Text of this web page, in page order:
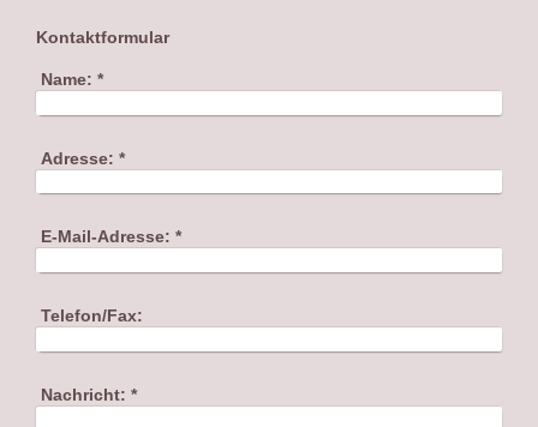
Kontaktformular
Name: *
Adresse: *
E-Mail-Adresse: *
Telefon/Fax:
Nachricht: *